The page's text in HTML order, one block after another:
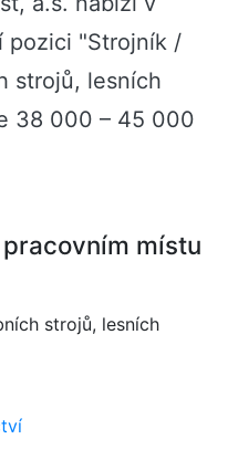
pozici "Strojník /
strojů, lesních
38 000 – 45 000
místu
strojů, lesních